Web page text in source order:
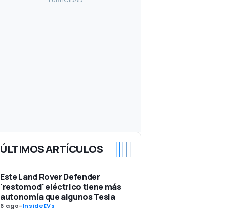
ÚLTIMOS ARTÍCULOS
Este Land Rover Defender
'restomod' eléctrico tiene más
autonomía que algunos Tesla
6 ago-InsideEVs